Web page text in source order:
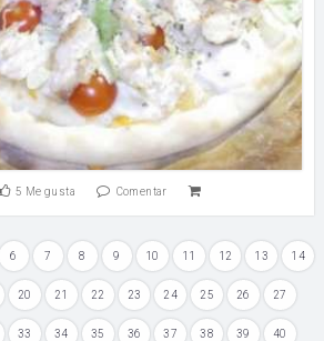
5 Me gusta Comentar
6 7 8 9 10 11 12 13 14
20 21 22 23 24 25 26 27
33 34 35 36 37 38 39 40